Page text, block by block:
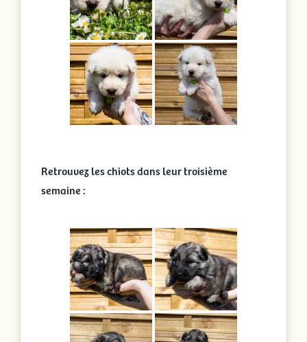
Retrouvez les chiots dans leur troisième
semaine :